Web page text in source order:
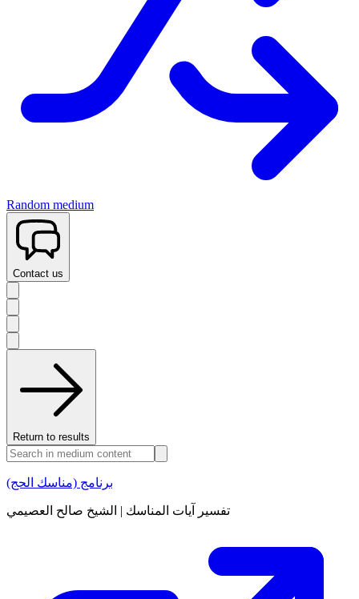
Random medium
Contact us
Return to results
برنامج (مناسك الحج)
تفسير آيات المناسك | الشيخ صالح العصيمي